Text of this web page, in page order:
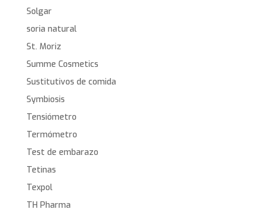
Solgar
soria natural
St. Moriz
Summe Cosmetics
Sustitutivos de comida
Symbiosis
Tensiómetro
Termómetro
Test de embarazo
Tetinas
Texpol
TH Pharma